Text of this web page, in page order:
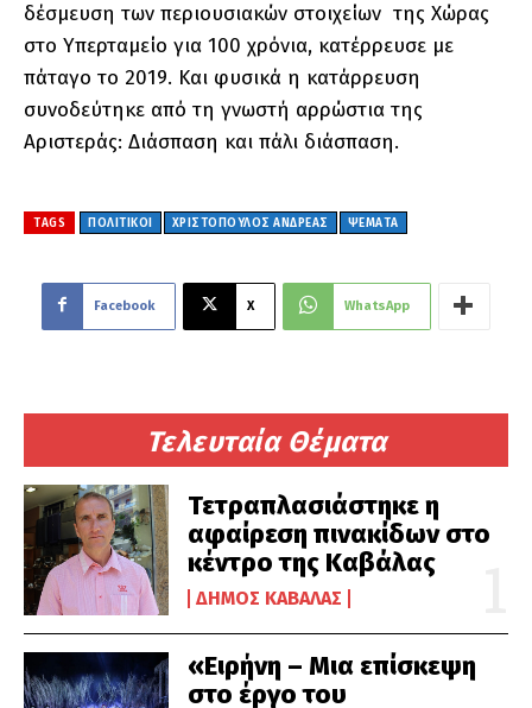
Τελευταία Θέματα
Τετραπλασιάστηκε η
αφαίρεση πινακίδων στο
κέντρο της Καβάλας
ΔΉΜΟΣ ΚΑΒΆΛΑΣ
«Ειρήνη – Μια επίσκεψη
στο έργο του
δέσμευση των περιουσιακών στοιχείων της Χώρας
στο Υπερταμείο για 100 χρόνια, κατέρρευσε με
πάταγο το 2019. Και φυσικά η κατάρρευση
συνοδεύτηκε από τη γνωστή αρρώστια της
Αριστεράς: Διάσπαση και πάλι διάσπαση.
TAGS ΠΟΛΙΤΙΚΟΙ ΧΡΙΣΤΟΠΟΥΛΟΣ ΑΝΔΡΕΑΣ ΨΕΜΑΤΑ
Facebook X WhatsApp